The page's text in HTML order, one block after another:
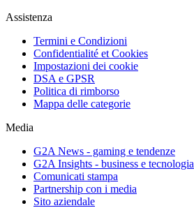
Assistenza
Termini e Condizioni
Confidentialité et Cookies
Impostazioni dei cookie
DSA e GPSR
Politica di rimborso
Mappa delle categorie
Media
G2A News - gaming e tendenze
G2A Insights - business e tecnologia
Comunicati stampa
Partnership con i media
Sito aziendale